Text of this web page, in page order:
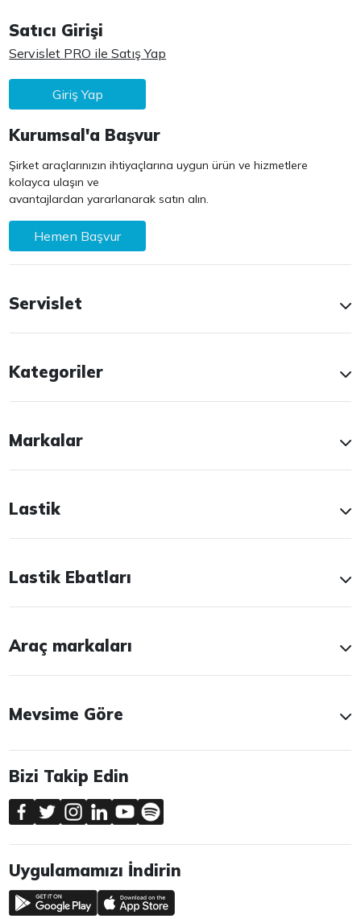
Satıcı Girişi
Servislet PRO ile Satış Yap
Giriş Yap
Kurumsal'a Başvur
Şirket araçlarınızın ihtiyaçlarına uygun ürün ve hizmetlere
kolayca ulaşın ve
avantajlardan yararlanarak satın alın.
Hemen Başvur
Servislet
Kategoriler
Markalar
Lastik
Lastik Ebatları
Araç markaları
Mevsime Göre
Bizi Takip Edin
Uygulamamızı İndirin